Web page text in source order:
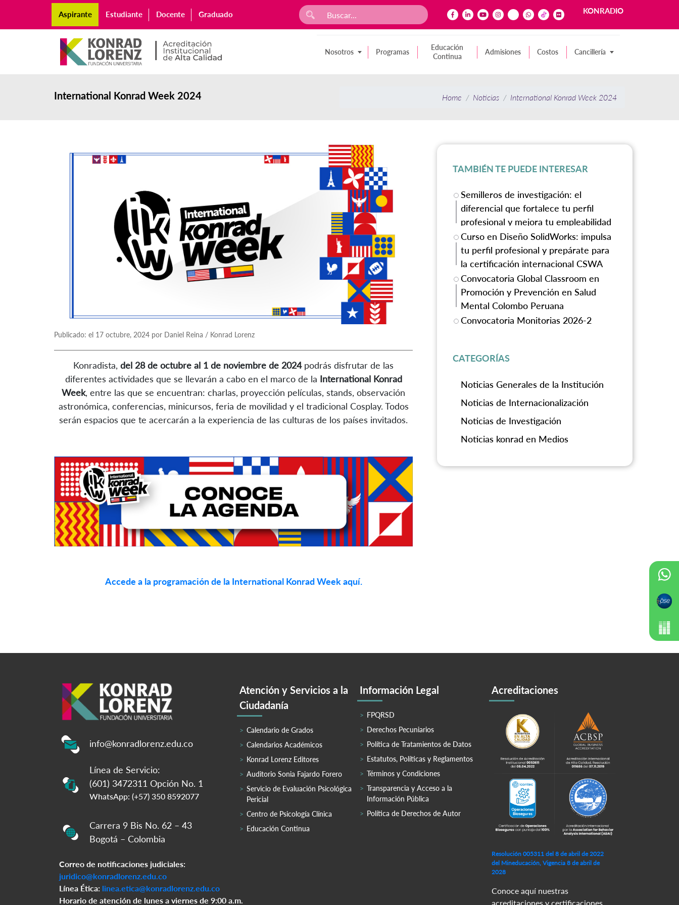
Aspirante Estudiante Docente Graduado KONRADIO
Nosotros Programas
Educación
Continua
Admisiones Costos Cancillería
International Konrad Week 2024 Home Noticias International Konrad Week 2024
Publicado: el 17 octubre, 2024 por Daniel Reina / Konrad Lorenz
Konradista,del 28 de octubre al 1 de noviembre de 2024 podrás disfrutar de las
diferentes actividades que se llevarán a cabo en el marco de la International Konrad
Week, entre las que se encuentran: charlas, proyección películas, stands, observación
astronómica, conferencias, minicursos, feria de movilidad y el tradicional Cosplay. Todos
serán espacios que te acercarán a la experiencia de las culturas de los países invitados.
Accede a la programación de la International Konrad Week aquí.
TAMBIÉN TE PUEDE INTERESAR
Semilleros de investigación: el
diferencial que fortalece tu perfil
profesional y mejora tu empleabilidad
Curso en Diseño SolidWorks: impulsa
tu perfil profesional y prepárate para
la certificación internacional CSWA
Convocatoria Global Classroom en
Promoción y Prevención en Salud
Mental Colombo Peruana
Convocatoria Monitorias 2026-2
CATEGORÍAS
Noticias Generales de la Institución
Noticias de Internacionalización
Noticias de Investigación
Noticias konrad en Medios
info@konradlorenz.edu.co
Línea de Servicio:
(601) 3472311 Opción No. 1
WhatsApp: (+57) 350 8592077
Carrera 9 Bis No. 62 – 43
Bogotá – Colombia
Correo de notificaciones judiciales:
juridico@konradlorenz.edu.co
Línea Ética: linea.etica@konradlorenz.edu.co
Horario de atención de lunes a viernes de 9:00 a.m.
Atención y Servicios a la
Ciudadanía
Calendario de Grados
Calendarios Académicos
Konrad Lorenz Editores
Auditorio Sonia Fajardo Forero
Servicio de Evaluación Psicológica
Pericial
Centro de Psicología Clínica
Educación Continua
Información Legal
FPQRSD
Derechos Pecuniarios
Política de Tratamientos de Datos
Estatutos, Políticas y Reglamentos
Términos y Condiciones
Transparencia y Acceso a la
Información Pública
Política de Derechos de Autor
Acreditaciones
Resolución 005311 del 8 de abril de 2022
del Mineducación, Vigencia 8 de abril de
2028
Conoce aquí nuestras
acreditaciones y certificaciones.